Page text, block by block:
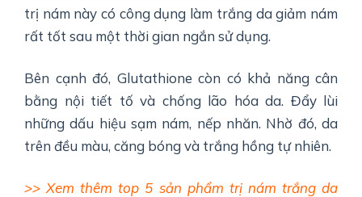
trị nám này có công dụng làm trắng da giảm nám
rất tốt sau một thời gian ngắn sử dụng.
Bên cạnh đó, Glutathione còn có khả năng cân
bằng nội tiết tố và chống lão hóa da. Đẩy lùi
những dấu hiệu sạm nám, nếp nhăn. Nhờ đó, da
trên đều màu, căng bóng và trắng hồng tự nhiên.
>> Xem thêm top 5 sản phẩm trị nám trắng da